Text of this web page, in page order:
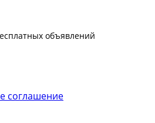
объявлений
соглашение